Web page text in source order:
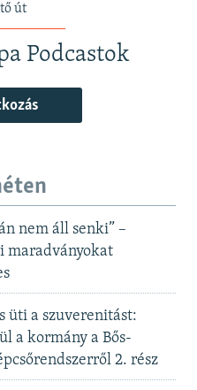
út
Podcastok
nem áll senki” –
maradványokat
üti a szuverenitást:
a kormány a Bős-
2. rész